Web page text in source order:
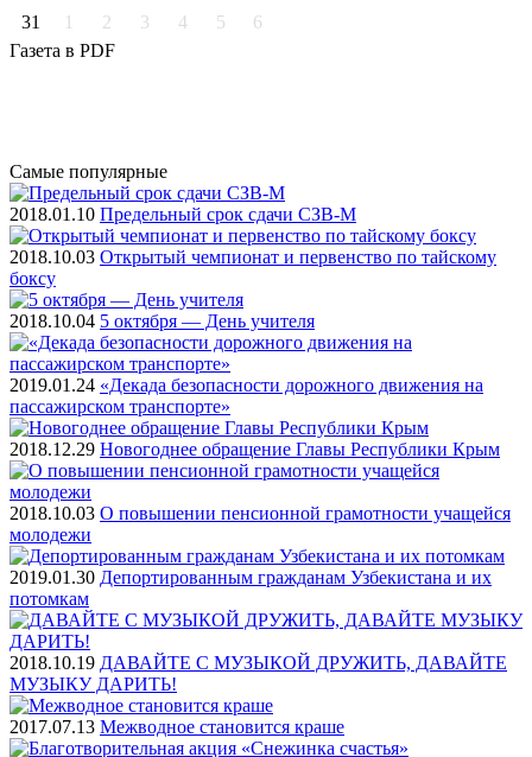
31
1 2 3 4 5
6
Газета в PDF
Самые популярные
2018.01.10 Предельный срок сдачи СЗВ-М
2018.10.03 Открытый чемпионат и первенство по тайскому
боксу
2018.10.04 5 октября — День учителя
2019.01.24 «Декада безопасности дорожного движения на
пассажирском транспорте»
2018.12.29 Новогоднее обращение Главы Республики Крым
2018.10.03 О повышении пенсионной грамотности учащейся
молодежи
2019.01.30 Депортированным гражданам Узбекистана и их
потомкам
2018.10.19 ДАВАЙТЕ С МУЗЫКОЙ ДРУЖИТЬ, ДАВАЙТЕ
МУЗЫКУ ДАРИТЬ!
2017.07.13 Межводное становится краше